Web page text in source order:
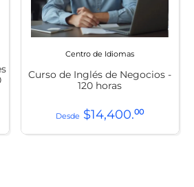
Centro de Idiomas
Curso de Inglés de Negocios -
120 horas
$14,400.00